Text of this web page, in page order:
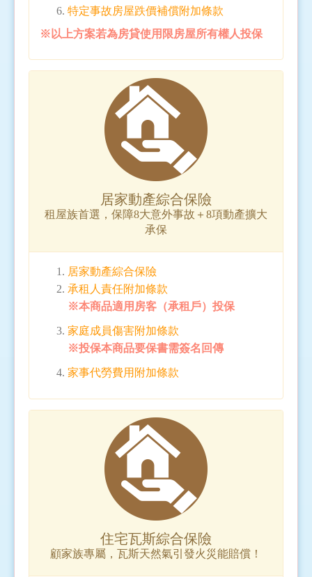
特定事故房屋跌價補償附加條款
※以上方案若為房貸使用限房屋所有權人投保
居家動產綜合保險
租屋族首選，保障8大意外事故＋8項動產擴大
承保
居家動產綜合保險
承租人責任附加條款
※本商品適用房客（承租戶）投保
家庭成員傷害附加條款
※投保本商品要保書需簽名回傳
家事代勞費用附加條款
住宅瓦斯綜合保險
顧家族專屬，瓦斯天然氣引發火災能賠償！